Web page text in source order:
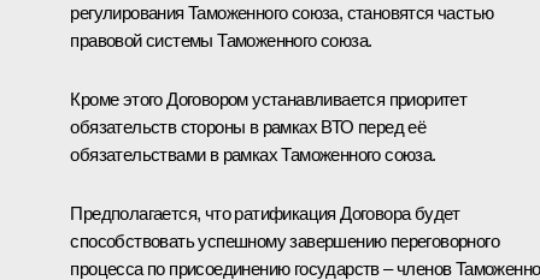
регулирования Таможенного союза, становятся частью
правовой системы Таможенного союза.
Кроме этого Договором устанавливается приоритет
обязательств стороны в рамках ВТО перед её
обязательствами в рамках Таможенного союза.
Предполагается, что ратификация Договора будет
способствовать успешному завершению переговорного
процесса по присоединению государств – членов